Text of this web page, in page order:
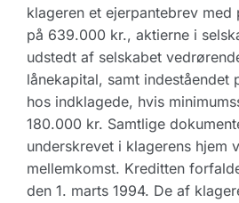
klageren et ejerpantebrev med
på 639.000 kr., aktierne i
udstedt af selskabet
lånekapital, samt indeståendet
hos indklagede, hvis
180.000 kr. Samtlige
underskrevet i klagerens hjem
mellemkomst. Kreditten
den 1. marts 1994. De af